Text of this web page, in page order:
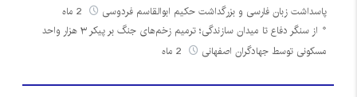
پاسداشت زبان فارسی و بزرگداشت حکیم ابوالقاسم فردوسی
از سنگر دفاع تا میدان سازندگی؛ ترمیم زخم‌های جنگ بر پیکر ۳ هزار واحد
مسکونی توسط جهادگران اصفهانی